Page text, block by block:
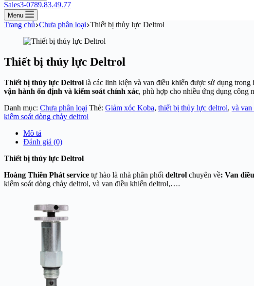
Sales3-0789.83.49.77
Menu
Trang chủ Chưa phân loại Thiết bị thủy lực Deltrol
Thiết bị thủy lực Deltrol
Thiết bị thủy lực Deltrol là các linh kiện và van điều khiển được sử dụng
vận hành ổn định và kiểm soát chính xác, phù hợp cho nhiều ứng dụng công
Danh mục: Chưa phân loại Thẻ: Giảm xóc Koba, thiết bị thủy lực deltrol, và van
kiểm soát dòng chảy deltrol
Mô tả
Đánh giá (0)
Thiết bị thủy lực Deltrol
Hoàng Thiên Phát service tự hào là nhà phân phối deltrol chuyên về: Van
kiểm soát dòng chảy deltrol, và van điều khiển deltrol,….